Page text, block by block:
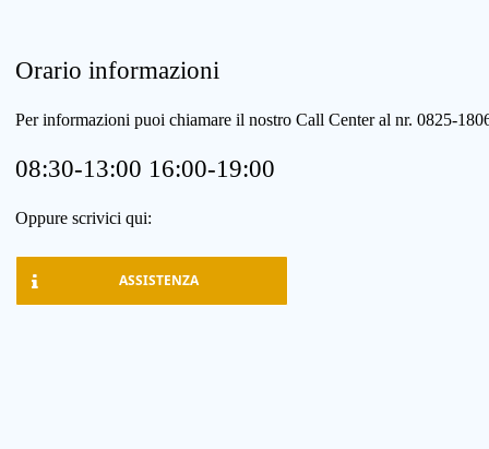
Orario informazioni
Per informazioni puoi chiamare il nostro Call Center al nr. 0825-
08:30-13:00 16:00-19:00
Oppure scrivici qui:
ASSISTENZA